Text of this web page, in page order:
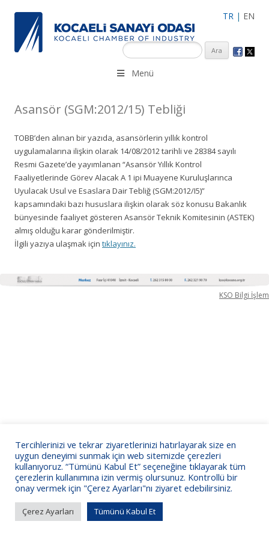
TR | EN
KSO 3500’ü aşkın sanayi kuruluşuna uzman çalışanları ile İzmit
Merkez, Çayırova, Dilovası, Gebze ve İMES OSB’deki ofisleri ile
Menü
Asansör (SGM:2012/15) Tebliği
TOBB’den alınan bir yazıda, asansörlerin yıllık kontrol
uygulamalarına ilişkin olarak 14/08/2012 tarihli ve 28384 sayılı
Resmi Gazete’de yayımlanan “Asansör Yıllık Kontrol
Faaliyetlerinde Görev Alacak A 1 ipi Muayene Kuruluşlarınca
Uyulacak Usul ve Esaslara Dair Tebliğ (SGM:2012/I5)”
kapsamındaki bazı hususlara ilişkin olarak söz konusu Bakanlık
bünyesinde faaliyet gösteren Asansör Teknik Komitesinin (ASTEK)
almış olduğu karar gönderilmiştir.
İlgili yazıya ulaşmak için tıklayınız.
KSO Bilgi İşlem
Tercihlerinizi ve tekrar ziyaretlerinizi hatırlayarak size en
uygun deneyimi sunmak için web sitemizde çerezleri
kullanıyoruz. “Tümünü Kabul Et” seçeneğine tıklayarak tüm
çerezlerin kullanımına izin vermiş olursunuz. Kontrollü bir
onay vermek için "Çerez Ayarları"nı ziyaret edebilirsiniz.
Çerez Ayarları Tümünü Kabul Et